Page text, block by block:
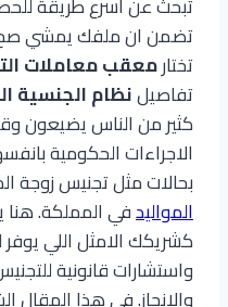
تضمن ان ملفك يمشي
تختارمعقب معاملات
تفاصيلنظام الجنسية
كثير من الناس يضيعون
الاجراءات الحكومية
بحالات مثل تجنيس زوجة
المواليدفي المملكة.
كشريكك الامثل اللي
واستشارات قانونية
والانجاز. في هذا المقال